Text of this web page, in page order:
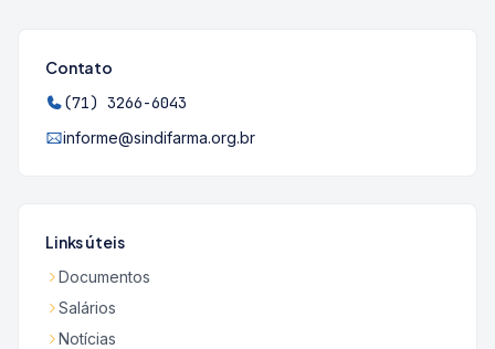
Contato
(71) 3266-6043
informe@sindifarma.org.br
Links úteis
Documentos
Salários
Notícias